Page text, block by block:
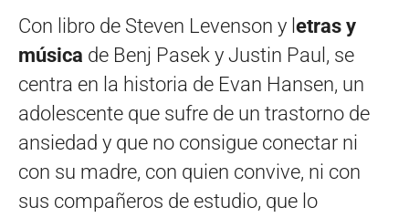
Con libro de Steven Levenson y l etras y
música de Benj Pasek y Justin Paul, se
centra en la historia de Evan Hansen, un
adolescente que sufre de un trastorno de
ansiedad y que no consigue conectar ni
con su madre, con quien convive, ni con
sus compañeros de estudio, que lo